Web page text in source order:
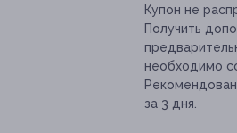
Купон не
Получить
необходимо
за 3 дня.